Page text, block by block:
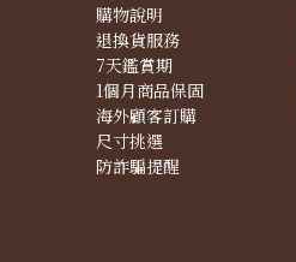
購物說明
退換貨服務
7天鑑賞期
1個月商品保固
海外顧客訂購
尺寸挑選
防詐騙提醒